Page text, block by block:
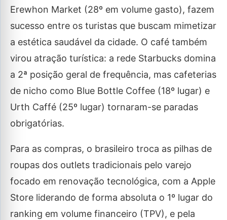
Erewhon Market (28º em volume gasto), fazem
sucesso entre os turistas que buscam mimetizar
a estética saudável da cidade. O café também
virou atração turística: a rede Starbucks domina
a 2ª posição geral de frequência, mas cafeterias
de nicho como Blue Bottle Coffee (18º lugar) e
Urth Caffé (25º lugar) tornaram-se paradas
obrigatórias.
Para as compras, o brasileiro troca as pilhas de
roupas dos outlets tradicionais pelo varejo
focado em renovação tecnológica, com a Apple
Store liderando de forma absoluta o 1º lugar do
ranking em volume financeiro (TPV), e pela